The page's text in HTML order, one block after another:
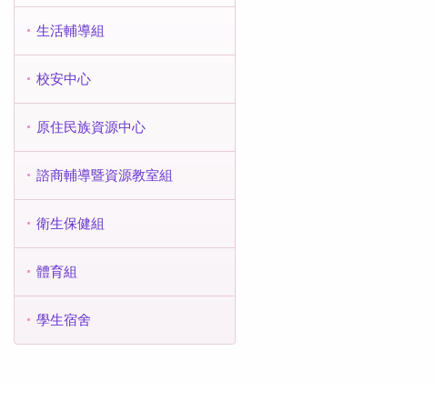
生活輔導組
校安中心
原住民族資源中心
諮商輔導暨資源教室組
衛生保健組
體育組
學生宿舍